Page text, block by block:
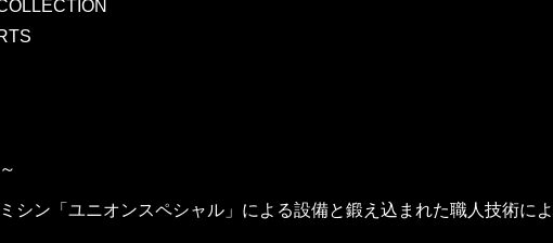
シン「ユニオンスペシャル」による設備と鍛え込まれた職人技術に